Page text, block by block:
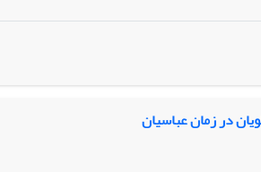
از بینش و منطق عقلانی باشد. برای این
علمی، استفاده از زبان عقل و استدلال،
از مواردی بودند که امام رضا
در زمان عباسیان